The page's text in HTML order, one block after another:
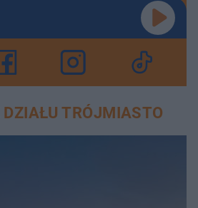
TRÓJMIASTO